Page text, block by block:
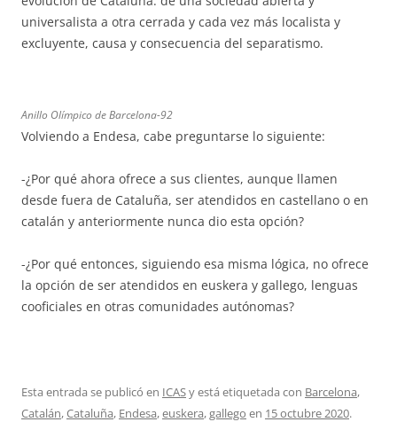
universalista a otra cerrada y cada vez más localista y
excluyente, causa y consecuencia del separatismo.
Anillo Olímpico de Barcelona-92
Volviendo a Endesa, cabe preguntarse lo siguiente:
-¿Por qué ahora ofrece a sus clientes, aunque llamen
desde fuera de Cataluña, ser atendidos en castellano o en
catalán y anteriormente nunca dio esta opción?
-¿Por qué entonces, siguiendo esa misma lógica, no ofrece
la opción de ser atendidos en euskera y gallego, lenguas
cooficiales en otras comunidades autónomas?
Esta entrada se publicó en ICASy está etiquetada con Barcelona,
Catalán,Cataluña, Endesa,euskera,gallego en 15 octubre 2020.